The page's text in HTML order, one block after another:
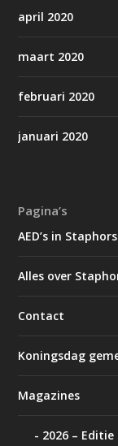
april 2020
maart 2020
februari 2020
januari 2020
Pagina’s
AED’s in
Alles over
Contact
Koningsdag
Magazines
2026 – Editie